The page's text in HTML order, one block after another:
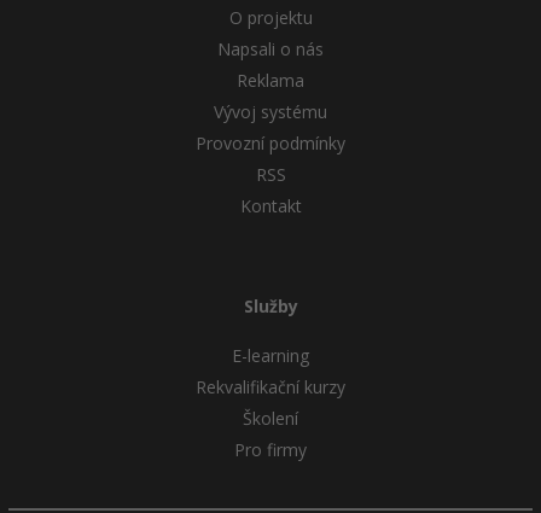
O projektu
Napsali o nás
Reklama
Vývoj systému
Provozní podmínky
RSS
Kontakt
Služby
E-learning
Rekvalifikační kurzy
Školení
Pro firmy